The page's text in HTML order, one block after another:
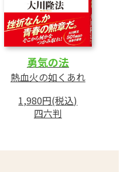
勇気の法
熱血火の如くあれ
1,980円(税込)
四六判